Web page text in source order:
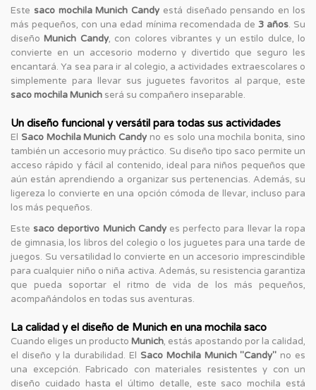
Este saco mochila Munich Candy está diseñado pensando en los
más pequeños, con una edad mínima recomendada de 3 años. Su
diseñoMunich Candy, con colores vibrantes y un estilo dulce, lo
convierte en un accesorio moderno y divertido que seguro les
encantará. Ya sea para ir al colegio, a actividades extraescolares o
simplemente para llevar sus juguetes favoritos al parque, este
saco mochila Munich será su compañero inseparable.
Un diseño funcional y versátil para todas sus actividades
El Saco Mochila Munich Candy no es solo una mochila bonita, sino
también un accesorio muy práctico. Su diseño tipo saco permite un
acceso rápido y fácil al contenido, ideal para niños pequeños que
aún están aprendiendo a organizar sus pertenencias. Además, su
ligereza lo convierte en una opción cómoda de llevar, incluso para
los más pequeños.
Este saco deportivo Munich Candyes perfecto para llevar la ropa
de gimnasia, los libros del colegio o los juguetes para una tarde de
juegos. Su versatilidad lo convierte en un accesorio imprescindible
para cualquier niño o niña activa. Además, su resistencia garantiza
que pueda soportar el ritmo de vida de los más pequeños,
acompañándolos en todas sus aventuras.
La calidad y el diseño de Munich en una mochila saco
Cuando eliges un producto Munich, estás apostando por la calidad,
el diseño y la durabilidad. El Saco Mochila Munich "Candy" no es
una excepción. Fabricado con materiales resistentes y con un
diseño cuidado hasta el último detalle, este saco mochila está